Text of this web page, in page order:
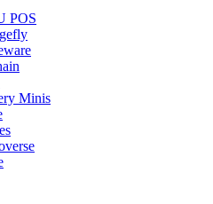
POS
Minis